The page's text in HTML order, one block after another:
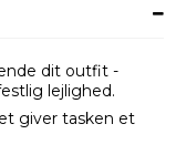
dit outfit -
lejlighed.
giver tasken et